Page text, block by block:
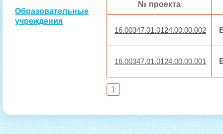
Образовательные
учреждения
№ проекта
16.00347.01.0124.00.00.002
16.00347.01.0124.00.00.001
1